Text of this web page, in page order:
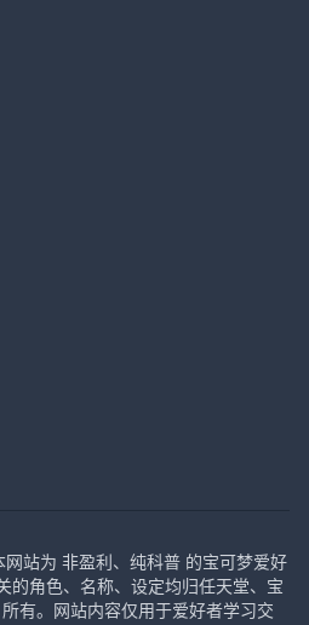
站为 非盈利、纯科普 的宝可梦爱好
的角色、名称、设定均归任天堂、宝
有。网站内容仅用于爱好者学习交